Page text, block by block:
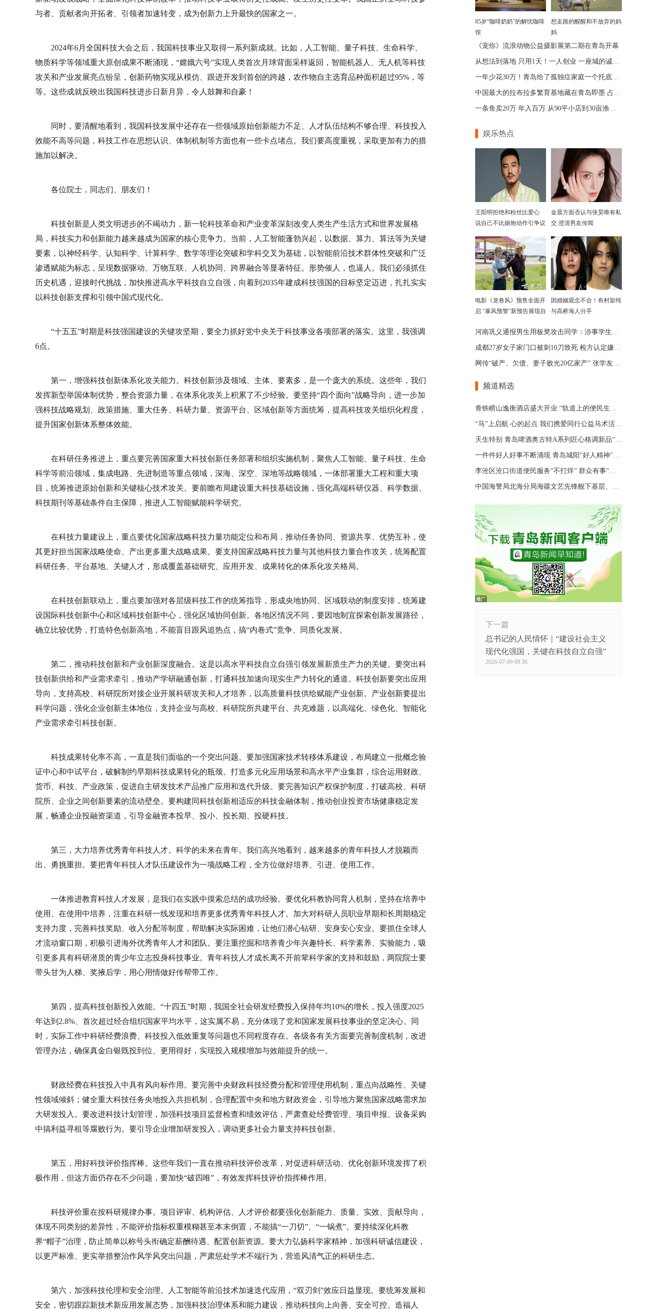
与者、贡献者向开拓者、引领者加速转变，成为创新力上升最快的国家之一。
2024年6月全国科技大会之后，我国科技事业又取得一系列新成就。比如，人工智能、量子科技、生命科学、
物质科学等领域重大原创成果不断涌现，“嫦娥六号”实现人类首次月球背面采样返回，智能机器人、无人机等科技
攻关和产业发展亮点纷呈，创新药物实现从模仿、跟进开发到首创的跨越，农作物自主选育品种面积超过95%，等
等。这些成就反映出我国科技进步日新月异，令人鼓舞和自豪！
同时，要清醒地看到，我国科技发展中还存在一些领域原始创新能力不足、人才队伍结构不够合理、科技投入
效能不高等问题，科技工作在思想认识、体制机制等方面也有一些卡点堵点。我们要高度重视，采取更加有力的措
施加以解决。
各位院士，同志们、朋友们！
科技创新是人类文明进步的不竭动力，新一轮科技革命和产业变革深刻改变人类生产生活方式和世界发展格
局，科技实力和创新能力越来越成为国家的核心竞争力。当前，人工智能蓬勃兴起，以数据、算力、算法等为关键
要素，以神经科学、认知科学、计算科学、数学等理论突破和学科交叉为基础，以智能前沿技术群体性突破和广泛
渗透赋能为标志，呈现数据驱动、万物互联、人机协同、跨界融合等显著特征。形势催人，也逼人。我们必须抓住
历史机遇，迎接时代挑战，加快推进高水平科技自立自强，向着到2035年建成科技强国的目标坚定迈进，扎扎实实
以科技创新支撑和引领中国式现代化。
“十五五”时期是科技强国建设的关键攻坚期，要全力抓好党中央关于科技事业各项部署的落实。这里，我强调
6点。
第一，增强科技创新体系化攻关能力。科技创新涉及领域、主体、要素多，是一个庞大的系统。这些年，我们
发挥新型举国体制优势，整合资源力量，在体系化攻关上积累了不少经验。要坚持“四个面向”战略导向，进一步加
强科技战略规划、政策措施、重大任务、科研力量、资源平台、区域创新等方面统筹，提高科技攻关组织化程度，
提升国家创新体系整体效能。
在科研任务推进上，重点要完善国家重大科技创新任务部署和组织实施机制，聚焦人工智能、量子科技、生命
科学等前沿领域，集成电路、先进制造等重点领域，深海、深空、深地等战略领域，一体部署重大工程和重大项
目，统筹推进原始创新和关键核心技术攻关。要前瞻布局建设重大科技基础设施，强化高端科研仪器、科学数据、
科技期刊等基础条件自主保障，推进人工智能赋能科学研究。
在科技力量建设上，重点要优化国家战略科技力量功能定位和布局，推动任务协同、资源共享、优势互补，使
其更好担当国家战略使命、产出更多重大战略成果。要支持国家战略科技力量与其他科技力量合作攻关，统筹配置
科研任务、平台基地、关键人才，形成覆盖基础研究、应用开发、成果转化的体系化攻关格局。
在科技创新联动上，重点要加强对各层级科技工作的统筹指导，形成央地协同、区域联动的制度安排，统筹建
设国际科技创新中心和区域科技创新中心，强化区域协同创新。各地区情况不同，要因地制宜探索创新发展路径，
确立比较优势，打造特色创新高地，不能盲目跟风追热点，搞“内卷式”竞争、同质化发展。
第二，推动科技创新和产业创新深度融合。这是以高水平科技自立自强引领发展新质生产力的关键。要突出科
技创新供给和产业需求牵引，推动产学研融通创新，打通科技加速向现实生产力转化的通道。科技创新要突出应用
导向，支持高校、科研院所对接企业开展科研攻关和人才培养，以高质量科技供给赋能产业创新。产业创新要提出
科学问题，强化企业创新主体地位，支持企业与高校、科研院所共建平台、共克难题，以高端化、绿色化、智能化
产业需求牵引科技创新。
科技成果转化率不高，一直是我们面临的一个突出问题。要加强国家技术转移体系建设，布局建立一批概念验
证中心和中试平台，破解制约早期科技成果转化的瓶颈。打造多元化应用场景和高水平产业集群，综合运用财政、
货币、科技、产业政策，促进自主研发技术产品推广应用和迭代升级。要完善知识产权保护制度，打破高校、科研
院所、企业之间创新要素的流动壁垒。要构建同科技创新相适应的科技金融体制，推动创业投资市场健康稳定发
展，畅通企业投融资渠道，引导金融资本投早、投小、投长期、投硬科技。
第三，大力培养优秀青年科技人才。科学的未来在青年。我们高兴地看到，越来越多的青年科技人才脱颖而
出、勇挑重担。要把青年科技人才队伍建设作为一项战略工程，全方位做好培养、引进、使用工作。
一体推进教育科技人才发展，是我们在实践中摸索总结的成功经验。要优化科教协同育人机制，坚持在培养中
使用、在使用中培养，注重在科研一线发现和培养更多优秀青年科技人才。加大对科研人员职业早期和长周期稳定
支持力度，完善科技奖励、收入分配等制度，帮助解决实际困难，让他们潜心钻研、安身安心安业。要抓住全球人
才流动窗口期，积极引进海外优秀青年人才和团队。要注重挖掘和培养青少年兴趣特长、科学素养、实验能力，吸
引更多具有科研潜质的青少年立志投身科技事业。青年科技人才成长离不开前辈科学家的支持和鼓励，两院院士要
带头甘为人梯、奖掖后学，用心用情做好传帮带工作。
第四，提高科技创新投入效能。“十四五”时期，我国全社会研发经费投入保持年均10%的增长，投入强度2025
年达到2.8%、首次超过经合组织国家平均水平，这实属不易，充分体现了党和国家发展科技事业的坚定决心。同
时，实际工作中科研经费浪费、科技投入低效重复等问题也不同程度存在。各级各有关方面要完善制度机制，改进
管理办法，确保真金白银既投到位、更用得好，实现投入规模增加与效能提升的统一。
财政经费在科技投入中具有风向标作用。要完善中央财政科技经费分配和管理使用机制，重点向战略性、关键
性领域倾斜；健全重大科技任务央地投入共担机制，合理配置中央和地方财政资金，引导地方聚焦国家战略需求加
大研发投入。要改进科技计划管理，加强科技项目监督检查和绩效评估，严肃查处经费管理、项目申报、设备采购
中搞利益寻租等腐败行为。要引导企业增加研发投入，调动更多社会力量支持科技创新。
第五，用好科技评价指挥棒。这些年我们一直在推动科技评价改革，对促进科研活动、优化创新环境发挥了积
极作用，但这方面仍存在不少问题，要加快“破四唯”，有效发挥科技评价指挥棒作用。
科技评价重在按科研规律办事。项目评审、机构评估、人才评价都要强化创新能力、质量、实效、贡献导向，
体现不同类别的差异性，不能评价指标权重模糊甚至本末倒置，不能搞“一刀切”、“一锅煮”。要持续深化科教
界“帽子”治理，防止简单以称号头衔确定薪酬待遇、配置创新资源。要大力弘扬科学家精神，加强科研诚信建设，
以更严标准、更实举措整治作风学风突出问题，严肃惩处学术不端行为，营造风清气正的科研生态。
第六，加强科技伦理和安全治理。人工智能等前沿技术加速迭代应用，“双刃剑”效应日益显现。要统筹发展和
安全，密切跟踪新技术新应用发展态势，加强科技治理体系和能力建设，推动科技向上向善、安全可控、造福人
85岁“咖啡奶奶”的解忧咖啡
馆
想走路的醒醒和不放弃的妈
妈
《宠你》流浪动物公益摄影展第二期在青岛开幕
从想法到落地 只用1天！一人创业 一座城的诚意 青岛让“一人公司”跑出加速度
一年少花30万！青岛给了孤独症家庭一个托底的答案
中国最大的拉布拉多繁育基地藏在青岛即墨 占地75亩年入七位数
一条鱼卖20万 年入百万 从90平小店到30亩渔场 青岛“锦鲤大王”带动乡邻增收
娱乐热点
王阳明拒绝和粉丝比爱心
说自己不比娘炮动作引争议
金晨方面否认与张昊唯有私
交 澄清男友传闻
电影《龙卷风》预售全面开
启 “暴风预警”新预告展现自
因婚姻观念不合！有村架纯
与高桥海人分手
河南巩义通报男生用板凳攻击同学：涉事学生已被劝退
成都27岁女子家门口被刺10刀致死 检方认定嫌犯患精神分裂
网传“破产、欠债、妻子败光20亿家产” 张学友回应了
频道精选
青铁崂山逸衡酒店盛大开业 “轨道上的便民生活圈”渐行渐近
“马”上启航 心的起点 我们携爱同行公益马术活动 在青岛博洋马术俱乐部举办
天生特别 青岛啤酒奥古特A系列匠心格调新品“特别”登场
一件件好人好事不断涌现 青岛城阳"好人精神"擦亮城市文明底色
李沧区沧口街道便民服务“不打烊” 群众有事“随时办”
中国海警局北海分局海疆文艺先锋舰下基层、进码头、上海岛巡演
下一篇
总书记的人民情怀｜“建设社会主义
现代化强国，关键在科技自立自强”
2026-07-09 09:36